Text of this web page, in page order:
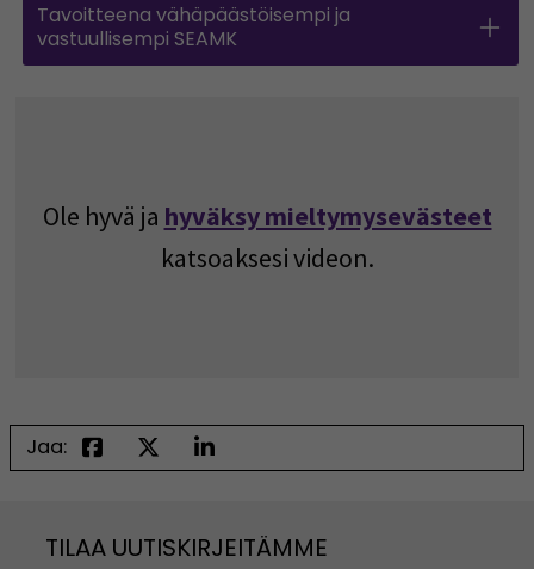
Tavoitteena vähäpäästöisempi ja
vastuullisempi SEAMK
Ole hyvä ja hyväksy mieltymysevästeet
katsoaksesi videon.
Jaa:
TILAA UUTISKIRJEITÄMME